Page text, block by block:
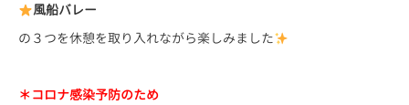
風船バレー
の３つを休憩を取り入れながら楽しみました
＊コロナ感染予防のため